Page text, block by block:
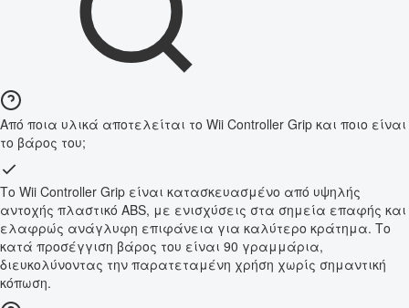
Από ποια υλικά αποτελείται το Wii Controller Grip και ποιο είναι
το βάρος του;
Το Wii Controller Grip είναι κατασκευασμένο από υψηλής
αντοχής πλαστικό ABS, με ενισχύσεις στα σημεία επαφής και
ελαφρώς ανάγλυφη επιφάνεια για καλύτερο κράτημα. Το
κατά προσέγγιση βάρος του είναι 90 γραμμάρια,
διευκολύνοντας την παρατεταμένη χρήση χωρίς σημαντική
κόπωση.